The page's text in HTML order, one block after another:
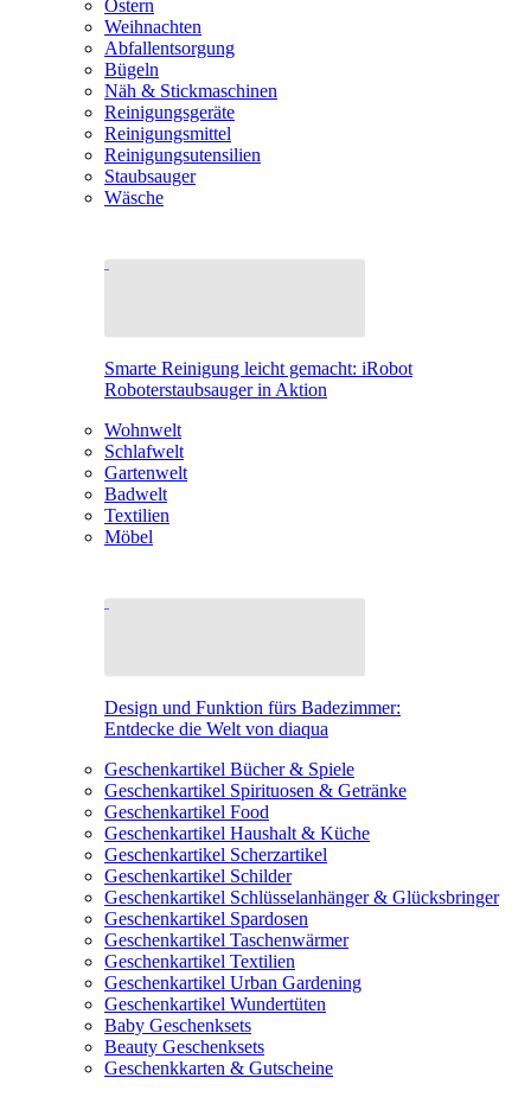
Ostern
Weihnachten
Abfallentsorgung
Bügeln
Näh & Stickmaschinen
Reinigungsgeräte
Reinigungsmittel
Reinigungsutensilien
Staubsauger
Wäsche
Smarte Reinigung leicht gemacht: iRobot
Roboterstaubsauger in Aktion
Wohnwelt
Schlafwelt
Gartenwelt
Badwelt
Textilien
Möbel
Design und Funktion fürs Badezimmer:
Entdecke die Welt von diaqua
Geschenkartikel Bücher & Spiele
Geschenkartikel Spirituosen & Getränke
Geschenkartikel Food
Geschenkartikel Haushalt & Küche
Geschenkartikel Scherzartikel
Geschenkartikel Schilder
Geschenkartikel Schlüsselanhänger & Glücksbringer
Geschenkartikel Spardosen
Geschenkartikel Taschenwärmer
Geschenkartikel Textilien
Geschenkartikel Urban Gardening
Geschenkartikel Wundertüten
Baby Geschenksets
Beauty Geschenksets
Geschenkkarten & Gutscheine